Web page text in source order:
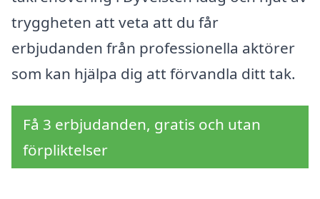
tryggheten att veta att du får
erbjudanden från professionella aktörer
som kan hjälpa dig att förvandla ditt tak.
Få 3 erbjudanden, gratis och utan
förpliktelser